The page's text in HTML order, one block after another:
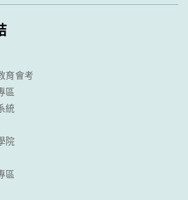
育會考
區
統
院
區